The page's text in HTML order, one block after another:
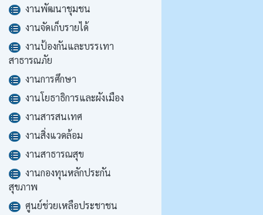
งานพัฒนาชุมชน
งานจัดเก็บรายได้
งานป้องกันและบรรเทา
สาธารณภัย
งานการศึกษา
งานโยธาธิการและผังเมือง
งานสารสนเทศ
งานสิ่งแวดล้อม
งานสาธารณสุข
งานกองทุนหลักประกัน
สุขภาพ
ศูนย์ช่วยเหลือประชาชน